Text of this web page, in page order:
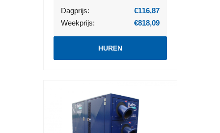
Dagprijs:
€116,87
Weekprijs:
€818,09
HUREN